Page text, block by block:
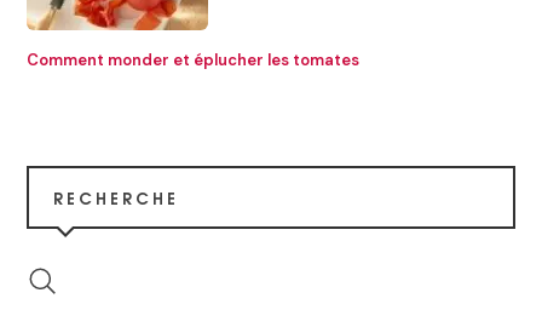
Comment monder et éplucher les tomates
RECHERCHE